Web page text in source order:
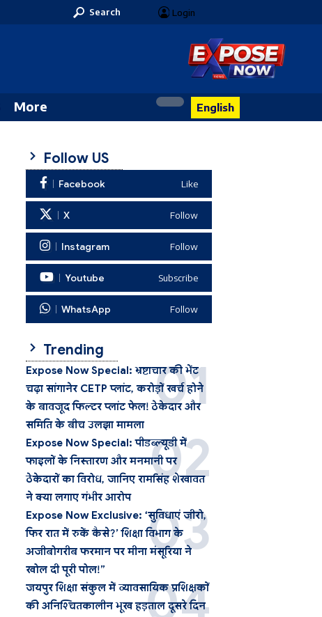
Search Login
More English
Follow US
Facebook Like
X Follow
Instagram Follow
Youtube Subscribe
WhatsApp Follow
Trending
Expose Now Special: भ्रष्टाचार की भेंट
चढ़ा सांगानेर CETP प्लांट, करोड़ों खर्च होने
के बावजूद फिल्टर प्लांट फेल! ठेकेदार और
समिति के बीच उलझा मामला
Expose Now Special: पीडब्ल्यूडी में
फाइलों के निस्तारण और मनमानी पर
ठेकेदारों का विरोध, जानिए रामसिंह शेखावत
ने क्या लगाए गंभीर आरोप
Expose Now Exclusive: ‘सुविधाएं जीरो,
फिर रात में रुकें कैसे?’ शिक्षा विभाग के
अजीबोगरीब फरमान पर मीना मंसूरिया ने
खोल दी पूरी पोल!”
जयपुर शिक्षा संकुल में व्यावसायिक प्रशिक्षकों
की अनिश्चितकालीन भूख हड़ताल दूसरे दिन